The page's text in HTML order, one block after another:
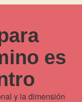
es
y la dimensión